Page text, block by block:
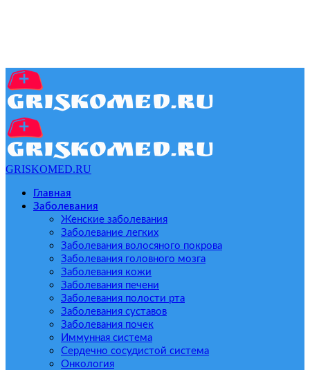
GRISKOMED.RU
Главная
Заболевания
Женские заболевания
Заболевание легких
Заболевания волосяного покрова
Заболевания головного мозга
Заболевания кожи
Заболевания печени
Заболевания полости рта
Заболевания суставов
Заболевания почек
Иммунная система
Сердечно сосудистой система
Онкология